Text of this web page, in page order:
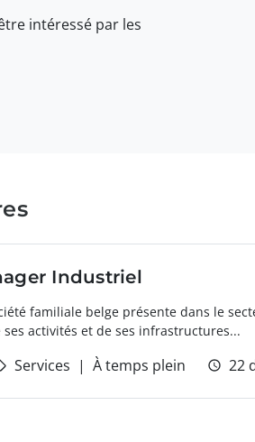
intéressé par les
Industriel
familiale belge présente dans le
activités et de ses infrastructures...
Services À temps plein 22